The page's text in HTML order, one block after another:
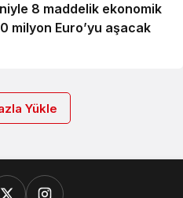
8 maddelik ekonomik
milyon Euro’yu aşacak
Yükle